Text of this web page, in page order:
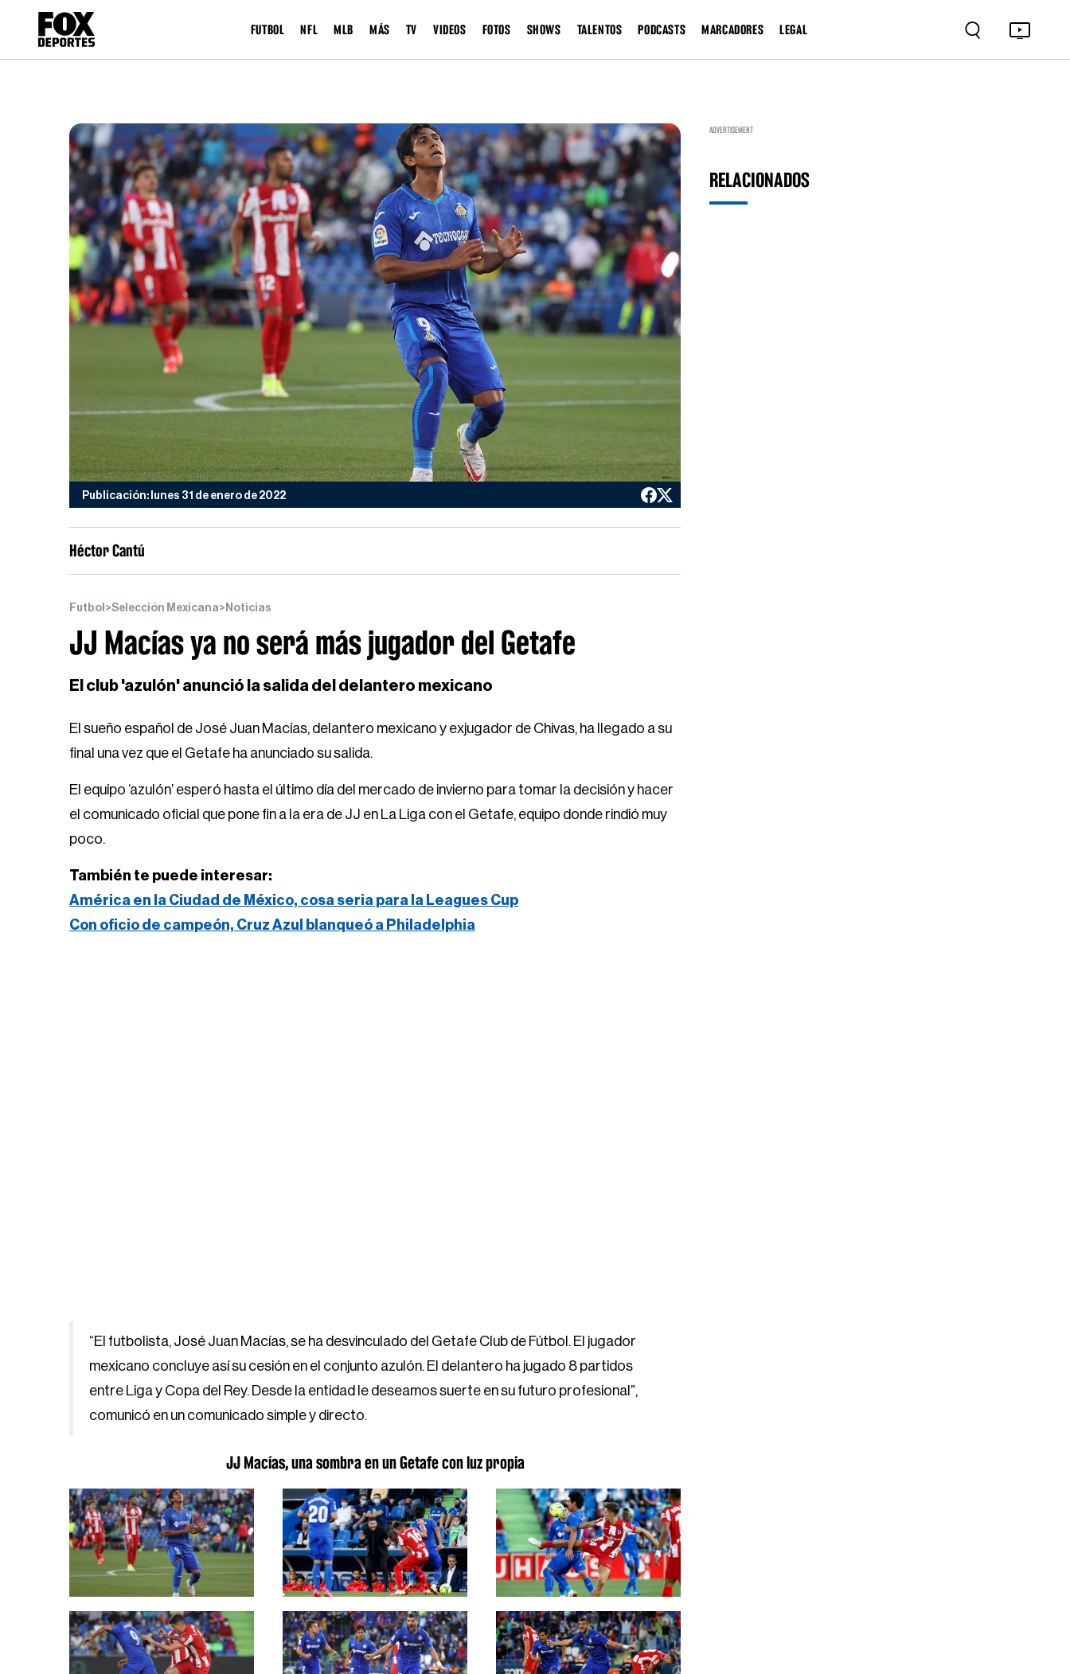
FUTBOL NFL MLB MÁS TV VIDEOS FOTOS SHOWS TALENTOS PODCASTS MARCADORES LEGAL
Publicación: lunes 31 de enero de 2022
Héctor Cantú
Futbol >Selección Mexicana> Noticias
JJ Macías ya no será más jugador del Getafe
El club 'azulón' anunció la salida del delantero mexicano
El sueño español de José Juan Macías, delantero mexicano y exjugador de Chivas, ha llegado a su
final una vez que el Getafe ha anunciado su salida.
El equipo ‘azulón’ esperó hasta el último día del mercado de invierno para tomar la decisión y hacer
el comunicado oficial que pone fin a la era de JJ en La Liga con el Getafe, equipo donde rindió muy
poco.
También te puede interesar:
América en la Ciudad de México, cosa seria para la Leagues Cup
Con oficio de campeón, Cruz Azul blanqueó a Philadelphia
“El futbolista, José Juan Macías, se ha desvinculado del Getafe Club de Fútbol. El jugador
mexicano concluye así su cesión en el conjunto azulón. El delantero ha jugado 8 partidos
entre Liga y Copa del Rey. Desde la entidad le deseamos suerte en su futuro profesional”,
comunicó en un comunicado simple y directo.
JJ Macías, una sombra en un Getafe con luz propia
ADVERTISEMENT
RELACIONADOS